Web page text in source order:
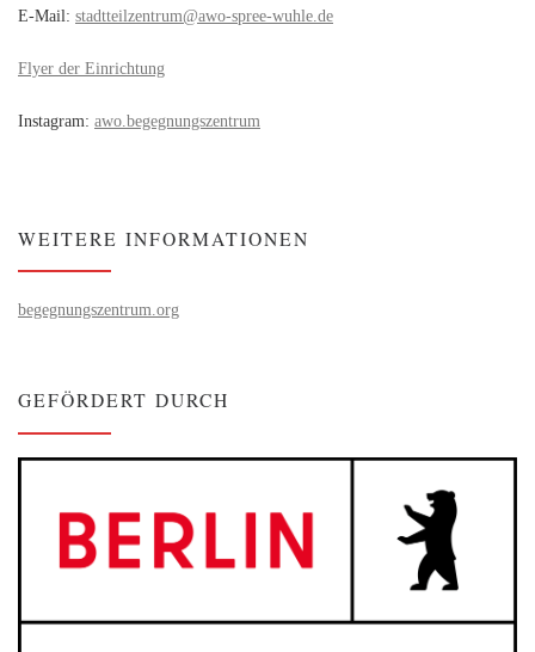
E-Mail: stadtteilzentrum@awo-spree-wuhle.de
Flyer der Einrichtung
Instagram: awo.begegnungszentrum
WEITERE INFORMATIONEN
begegnungszentrum.org
GEFÖRDERT DURCH